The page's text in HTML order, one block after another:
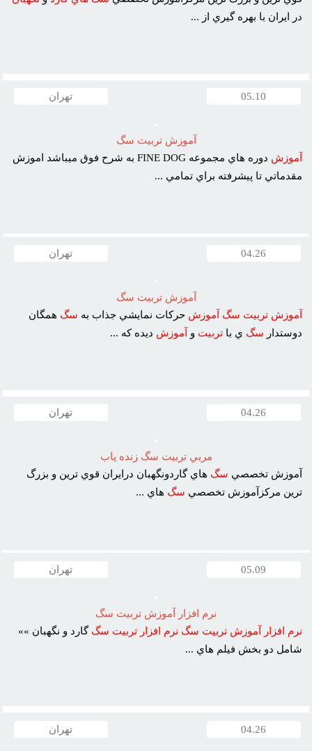
در ايران با بهره گيري از ...
05.10 تهران
آموزش تربيت سگ
آموزش
دوره هاي مجموعه FINE DOG به شرح فوق ميباشد اموزش
مقدماتي تا پيشرفته براي تمامي ...
04.26 تهران
آموزش تربيت سگ
آموزش تربيت سگ آموزش حرکات نمايشي جذاب به سگ همگان
دوستدار سگ ي باتربيت و آموزش ديده که ...
04.26 تهران
مربي تربيت سگ زنده ياب
آموزش تخصصي سگ هاي گاردونگهبان درايران قوي ترين و بزرگ
ترين مرکزآموزش تخصصي سگ هاي ...
05.09 تهران
نرم افزار آموزش تربيت سگ
نرم
افزار آموزش تربيت سگ نرم افزار تربيت سگ گارد و نگهبان »»
شامل دو بخش فيلم هاي ...
04.26 تهران